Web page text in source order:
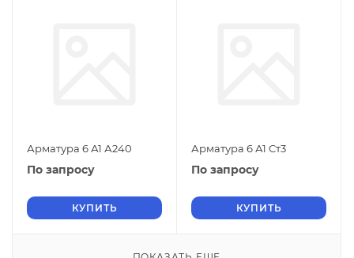
Арматура 6 А1 А240
По запросу
КУПИТЬ
Арматура 6 А1 Ст3
По запросу
КУПИТЬ